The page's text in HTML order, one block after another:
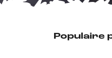
Populaire